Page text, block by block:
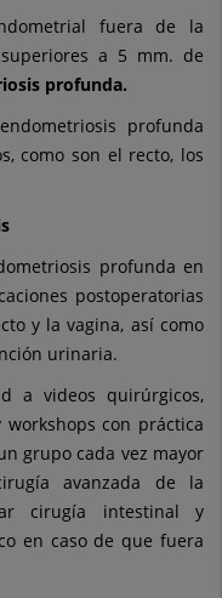
fuera de la
a 5 mm. de
profunda.
profunda
como son el recto, los
profunda en
postoperatorias
y la vagina, así como
urinaria.
a videos quirúrgicos,
con práctica
grupo cada vez mayor
avanzada de la
cirugía intestinal y
en caso de que fuera